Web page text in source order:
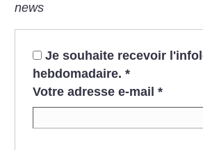
news
Je souhaite recevoir
hebdomadaire. *
Votre adresse e-mail *